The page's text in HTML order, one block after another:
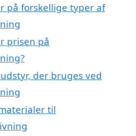
på forskellige typer af
prisen på
der bruges ved
til